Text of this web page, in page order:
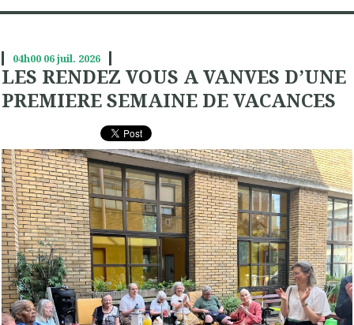
04h00 06juil. 2026
LES RENDEZ VOUS A VANVES D’UNE
PREMIERE SEMAINE DE VACANCES